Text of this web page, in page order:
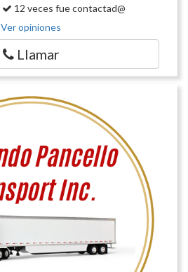
12 veces fue contactad@
Ver opiniones
Llamar